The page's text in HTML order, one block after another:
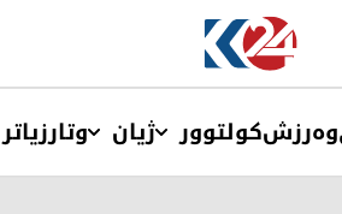
وەرزشکولتوور ژیان وتارزیاتر